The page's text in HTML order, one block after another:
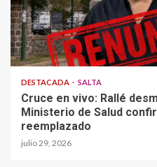
DESTACADA SALTA
Cruce en vivo: Rallé
Ministerio de Salud
reemplazado
julio 29, 2026